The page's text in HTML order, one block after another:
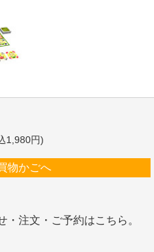
1,980円)
物かごへ
・注文・ご予約はこちら。